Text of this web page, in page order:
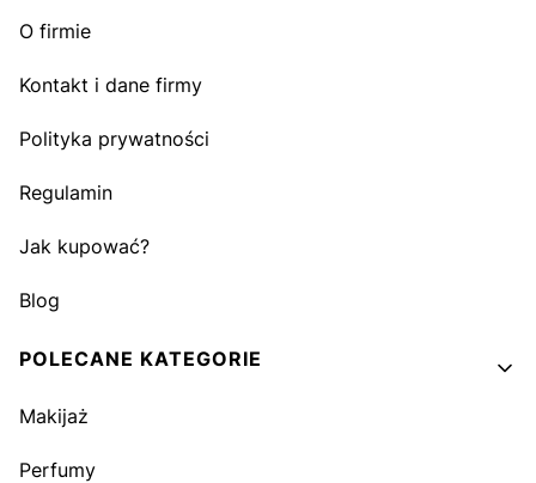
O firmie
Kontakt i dane firmy
Polityka prywatności
Regulamin
Jak kupować?
Blog
POLECANE KATEGORIE
Makijaż
Perfumy